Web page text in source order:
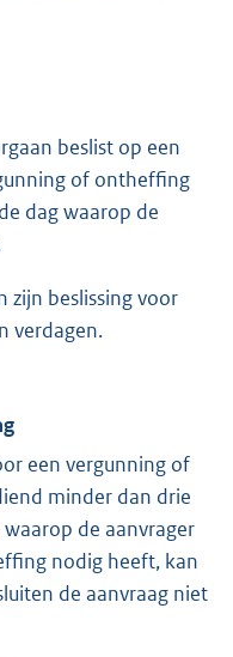
beslist op een
of ontheffing
dag waarop de
zijn beslissing voor
verdagen.
een vergunning of
minder dan drie
de aanvrager
nodig heeft, kan
de aanvraag niet